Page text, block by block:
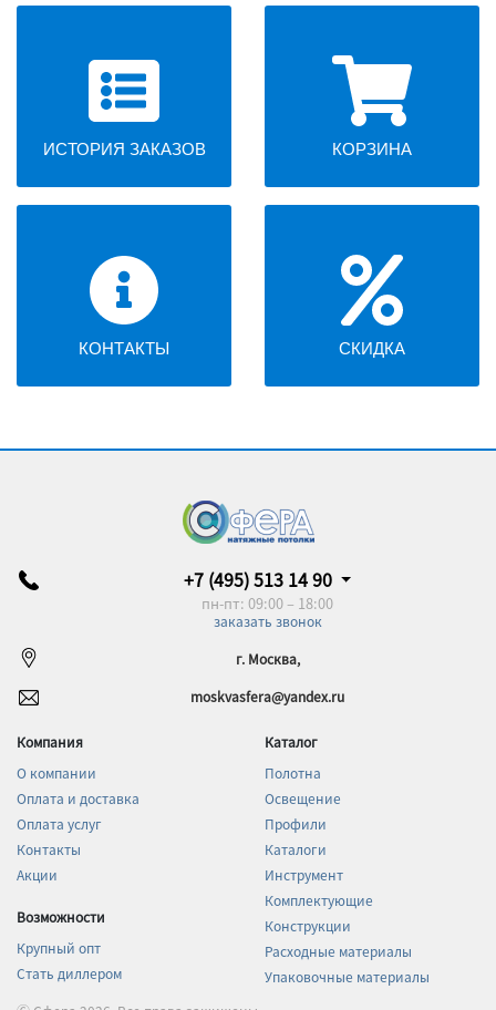
ИСТОРИЯ ЗАКАЗОВ КОРЗИНА
КОНТАКТЫ СКИДКА
+7 (495) 513 14 90
пн-пт: 09:00 – 18:00
заказать звонок
г. Москва,
moskvasfera@yandex.ru
Компания
О компании
Оплата и доставка
Оплата услуг
Контакты
Акции
Возможности
Крупный опт
Стать диллером
Каталог
Полотна
Освещение
Профили
Каталоги
Инструмент
Комплектующие
Конструкции
Расходные материалы
Упаковочные материалы